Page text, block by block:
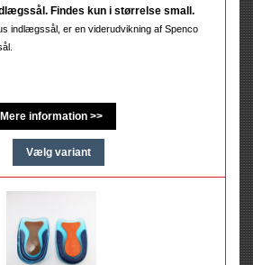
Findes kun i størrelse small.
indlægssål, er en viderudvikning af Spenco